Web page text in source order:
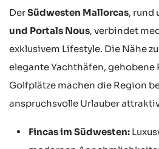
DerSüdwesten Mallorcas, rund
und Portals Nous, verbindet
exklusivem Lifestyle. Die Nähe
elegante Yachthäfen, gehobene
Golfplätze machen die Region
anspruchsvolle Urlauber
Fincas im Südwesten: